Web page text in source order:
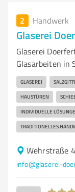
2 Handwerk
Glaserei
Glaserei
Glasarbeiten in
GLASEREI
HAUSTÜREN
INDIVIDUELLE
TRADITIONELLES
Wehrstraße
info@glaserei-